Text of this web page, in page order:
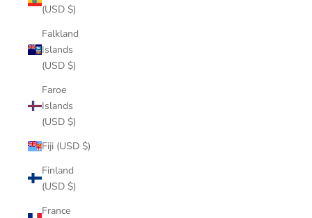
(USD $)
Falkland
Islands
(USD $)
Faroe
Islands
(USD $)
Fiji (USD $)
Finland
(USD $)
France